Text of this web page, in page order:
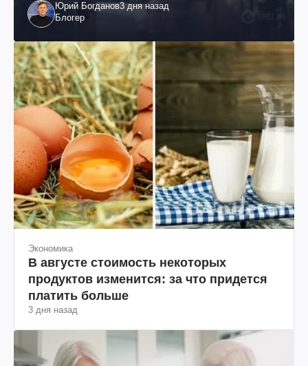
Юрий Богданов3 дня назад
Блогер
Экономика
В августе стоимость некоторых
продуктов изменится: за что придется
платить больше
3 дня назад